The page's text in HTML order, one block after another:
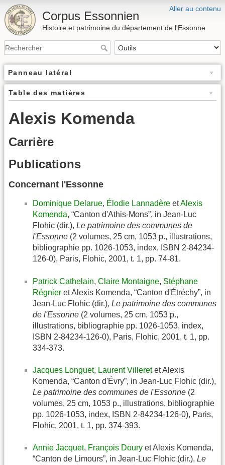
Aller au contenu
Corpus Essonnien
Histoire et patrimoine du département de l'Essonne
Panneau latéral
Table des matières
Alexis Komenda
Carrière
Publications
Concernant l'Essonne
Dominique Delarue, Élodie Lannadère etAlexis
Komenda, “Canton d'Athis-Mons”, in Jean-Luc
Flohic (dir.), Le patrimoine des communes de
l'Essonne (2 volumes, 25 cm, 1053 p., illustrations,
bibliographie pp. 1026-1053, index, ISBN 2-84234-
126-0), Paris, Flohic, 2001, t. 1, pp. 74-81.
Patrick Cathelain, Claire Montaigne, Stéphane
Régnier et Alexis Komenda, “Canton d'Étréchy”, in
Jean-Luc Flohic (dir.), Le patrimoine des communes
de l'Essonne (2 volumes, 25 cm, 1053 p.,
illustrations, bibliographie pp. 1026-1053, index,
ISBN 2-84234-126-0), Paris, Flohic, 2001, t. 1, pp.
334-373.
Jacques Longuet, Laurent Villeretet Alexis
Komenda, “Canton d'Évry”, in Jean-Luc Flohic (dir.),
Le patrimoine des communes de l'Essonne (2
volumes, 25 cm, 1053 p., illustrations, bibliographie
pp. 1026-1053, index, ISBN 2-84234-126-0), Paris,
Flohic, 2001, t. 1, pp. 374-393.
Annie Jacquet, François Doury et Alexis Komenda,
“Canton de Limours”, in Jean-Luc Flohic (dir.), Le